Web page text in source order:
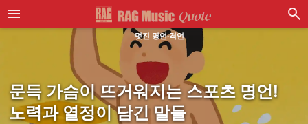
멋진 명언·격언
문득 가슴이 뜨거워지는 스포츠 명언!
노력과 열정이 담긴 말들